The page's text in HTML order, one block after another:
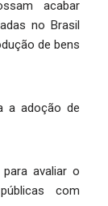
acabar
no Brasil
de bens
a adoção de
avaliar o
com